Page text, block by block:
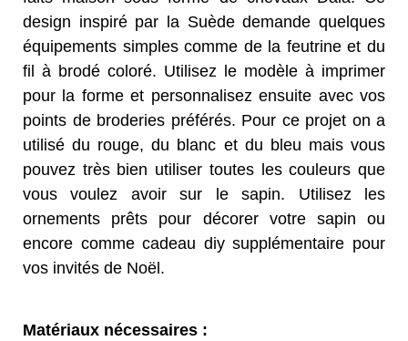
design inspiré par la Suède demande quelques
équipements simples comme de la feutrine et du
fil à brodé coloré. Utilisez le modèle à imprimer
pour la forme et personnalisez ensuite avec vos
points de broderies préférés. Pour ce projet on a
utilisé du rouge, du blanc et du bleu mais vous
pouvez très bien utiliser toutes les couleurs que
vous voulez avoir sur le sapin. Utilisez les
ornements prêts pour décorer votre sapin ou
encore comme cadeau diy supplémentaire pour
vos invités de Noël.
Matériaux nécessaires :